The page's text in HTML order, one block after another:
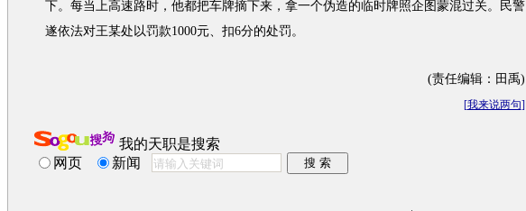
下。每当上高速路时，他都把车牌摘下来，拿一个伪造的临时牌照企图蒙混过关。民警
遂依法对王某处以罚款1000元、扣6分的处罚。
(责任编辑：田禹)
[我来说两句]
我的天职是搜索
网页
新闻